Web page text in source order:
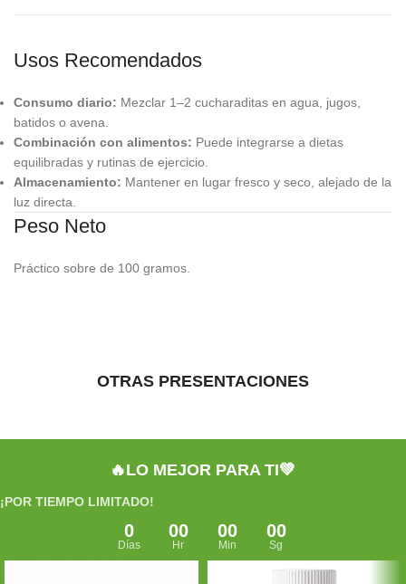
Usos Recomendados
Consumo diario: Mezclar 1–2 cucharaditas en agua, jugos,
batidos o avena.
Combinación con alimentos: Puede integrarse a dietas
equilibradas y rutinas de ejercicio.
Almacenamiento: Mantener en lugar fresco y seco, alejado de la
luz directa.
Peso Neto
Práctico sobre de 100 gramos.
OTRAS PRESENTACIONES
🔥LO MEJOR PARA TI💚
¡POR TIEMPO LIMITADO!
0
Días
00
Hr
00
Min
00
Sg